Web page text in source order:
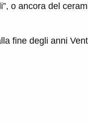
o ancora del
fine degli anni